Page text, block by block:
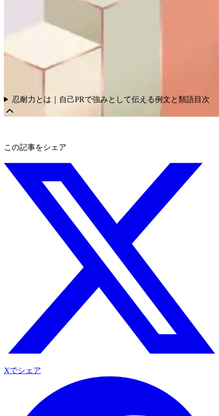
忍耐力とは｜自己PRで強みとして伝える例文と類語目次
この記事をシェア
Xでシェア